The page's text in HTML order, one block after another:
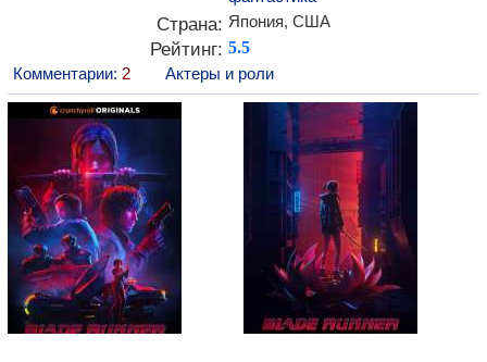
Страна: Япония, США
Рейтинг: 5.5
Комментарии: 2 Актеры и роли